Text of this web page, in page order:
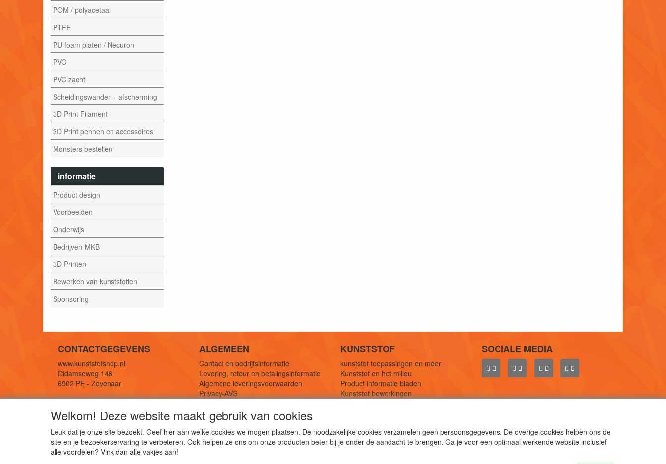
POM / polyacetaal
PTFE
PU foam platen / Necuron
PVC
PVC zacht
Scheidingswanden - afscherming
3D Print Filament
3D Print pennen en accessoires
Monsters bestellen
informatie
Product design
Voorbeelden
Onderwijs
Bedrijven-MKB
3D Printen
Bewerken van kunststoffen
Sponsoring
CONTACTGEGEVENS
www.kunststofshop.nl
Didamseweg 148
6902 PE - Zevenaar
Telefoon: +31 (0) 316 241 994
ALGEMEEN
Contact en bedrijfsinformatie
Levering, retour en betalingsinformatie
Algemene leveringsvoorwaarden
Privacy-AVG
KUNSTSTOF
kunststof toepassingen en meer
Kunststof en het milieu
Product informatie bladen
Kunststof bewerkingen
SOCIALE MEDIA
De webshop voor kunststof platen, folies, buizen en staf materiaal.
Welkom! Deze website maakt gebruik van cookies
Leuk dat je onze site bezoekt. Geef hier aan welke cookies we mogen plaatsen. De noodzakelijke cookies verzamelen geen persoonsgegevens. De overige cookies helpen ons de
site en je bezoekerservaring te verbeteren. Ook helpen ze ons om onze producten beter bij je onder de aandacht te brengen. Ga je voor een optimaal werkende website inclusief
alle voordelen? Vink dan alle vakjes aan!